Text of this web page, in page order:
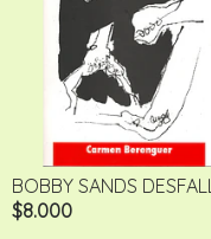
BOBBY SANDS
$8.000